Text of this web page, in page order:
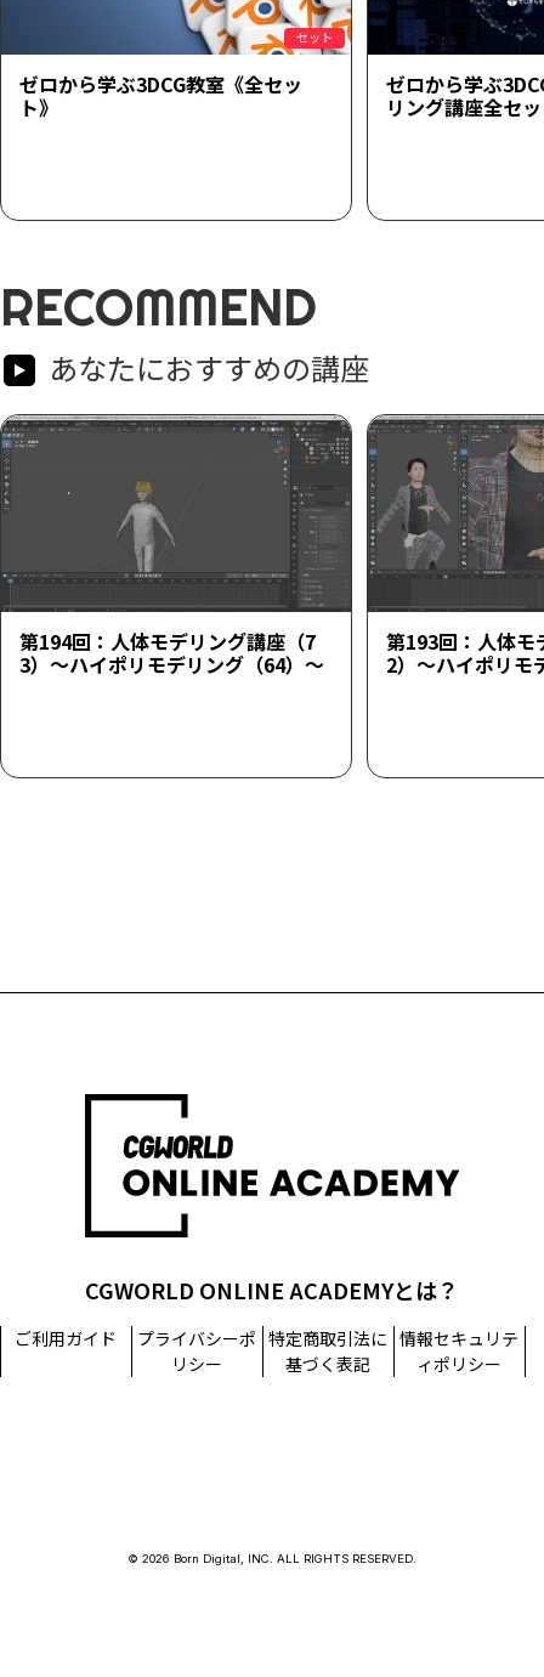
セット
ゼロから学ぶ3DCG教室《全セッ
ト》
ゼロから学ぶ
リング講座全セ
RECOMMEND
あなたにおすすめの講座
第194回：人体モデリング講座（7
3）～ハイポリモデリング（64）～
第193回：人体モ
2）～ハイポリモ
CGWORLD ONLINE ACADEMYとは？
ご利用ガイド
プライバシーポ
リシー
特定商取引法に
基づく表記
情報セキュリテ
ィポリシー
© 2026 Born Digital, INC. ALL RIGHTS RESERVED.